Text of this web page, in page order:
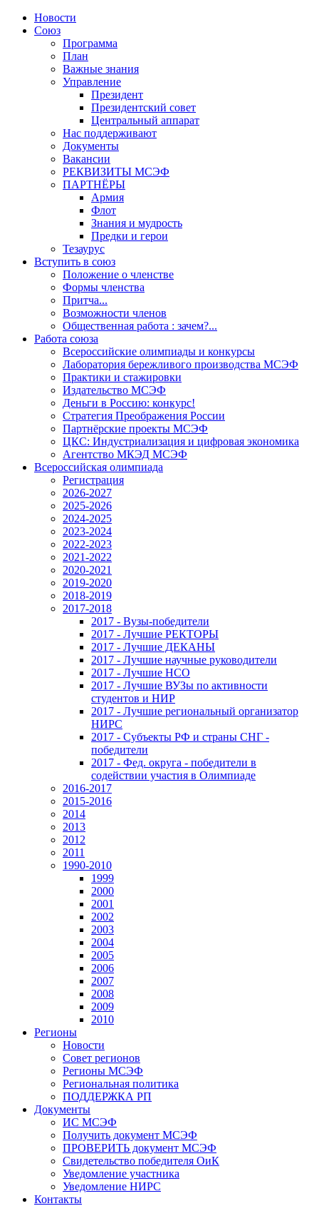
Новости
Союз
Программа
План
Важные знания
Управление
Президент
Президентский совет
Центральный аппарат
Нас поддерживают
Документы
Вакансии
РЕКВИЗИТЫ МСЭФ
ПАРТНЁРЫ
Армия
Флот
Знания и мудрость
Предки и герои
Тезаурус
Вступить в союз
Положение о членстве
Формы членства
Притча...
Возможности членов
Общественная работа : зачем?...
Работа союза
Всероссийские олимпиады и конкурсы
Лаборатория бережливого производства МСЭФ
Практики и стажировки
Издательство МСЭФ
Деньги в Россию: конкурс!
Стратегия Преображения России
Партнёрские проекты МСЭФ
ЦКС: Индустриализация и цифровая экономика
Агентство МКЭД МСЭФ
Всероссийская олимпиада
Регистрация
2026-2027
2025-2026
2024-2025
2023-2024
2022-2023
2021-2022
2020-2021
2019-2020
2018-2019
2017-2018
2017 - Вузы-победители
2017 - Лучшие РЕКТОРЫ
2017 - Лучшие ДЕКАНЫ
2017 - Лучшие научные руководители
2017 - Лучшие НСО
2017 - Лучшие ВУЗы по активности
студентов и НИР
2017 - Лучшие региональный организатор
НИРС
2017 - Субъекты РФ и страны СНГ -
победители
2017 - Фед. округа - победители в
содействии участия в Олимпиаде
2016-2017
2015-2016
2014
2013
2012
2011
1990-2010
1999
2000
2001
2002
2003
2004
2005
2006
2007
2008
2009
2010
Регионы
Новости
Совет регионов
Регионы МСЭФ
Региональная политика
ПОДДЕРЖКА РП
Документы
ИС МСЭФ
Получить документ МСЭФ
ПРОВЕРИТЬ документ МСЭФ
Свидетельство победителя ОиК
Уведомление участника
Уведомление НИРС
Контакты